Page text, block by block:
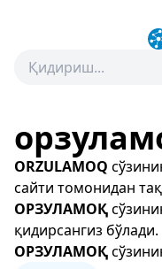
ORZULAMOQ
сайти томонидан
ОРЗУЛАМОҚ
қидирсангиз бўлади.
ОРЗУЛАМОҚ